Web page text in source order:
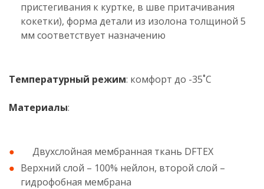
пристегивания к куртке, в шве притачивания
кокетки), форма детали из изолона толщиной 5
мм соответствует назначению
Температурный режим: комфорт до -35˚С
Материалы:
Двухслойная мембранная ткань DFTEX
Верхний слой – 100% нейлон, второй слой –
гидрофобная мембрана